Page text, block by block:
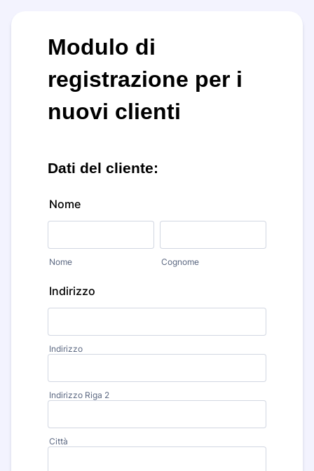
Modulo di
registrazione per i
nuovi clienti
Dati del cliente:
Nome
Nome Cognome
Indirizzo
Indirizzo
Indirizzo Riga 2
Città